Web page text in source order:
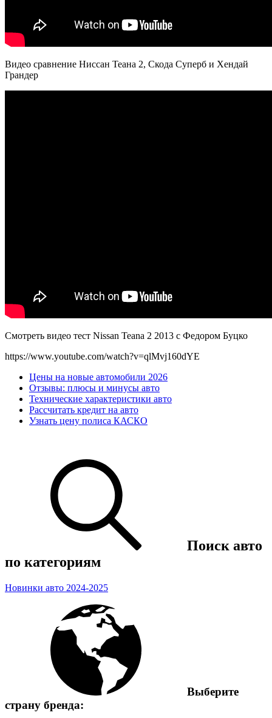
Видео сравнение Ниссан Теана 2, Скода Суперб и Хендай
Грандер
Смотреть видео тест Nissan Teana 2 2013 с Федором Буцко
https://www.youtube.com/watch?v=qlMvj160dYE
Цены на новые автомобили 2026
Отзывы: плюсы и минусы авто
Технические характеристики авто
Рассчитать кредит на авто
Узнать цену полиса КАСКО
Поиск авто
по категориям
Новинки авто 2024-2025
Выберите
страну бренда: